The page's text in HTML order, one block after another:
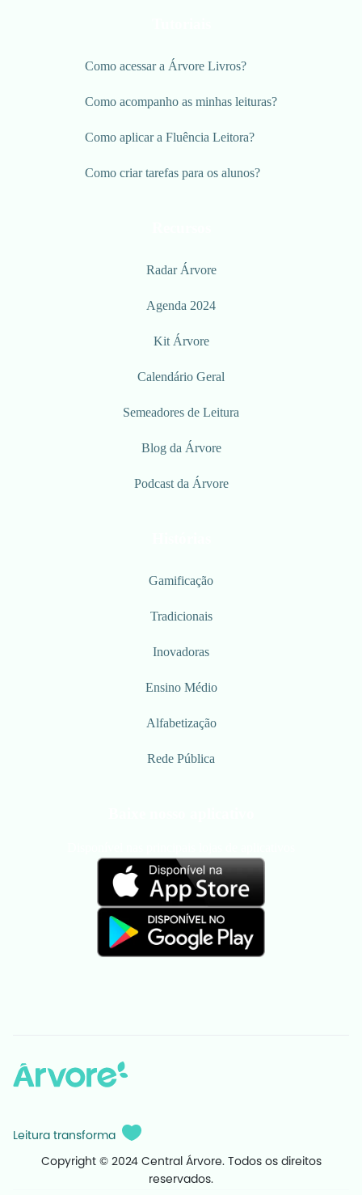
Como acessar a Árvore Livros?
Como acompanho as minhas leituras?
Como aplicar a Fluência Leitora?
Como criar tarefas para os alunos?
Radar Árvore
Agenda 2024
Kit Árvore
Calendário Geral
Semeadores de Leitura
Blog da Árvore
Podcast da Árvore
Gamificação
Tradicionais
Inovadoras
Ensino Médio
Alfabetização
Rede Pública
Leitura transforma
Copyright © 2024 Central Árvore. Todos os direitos
reservados.